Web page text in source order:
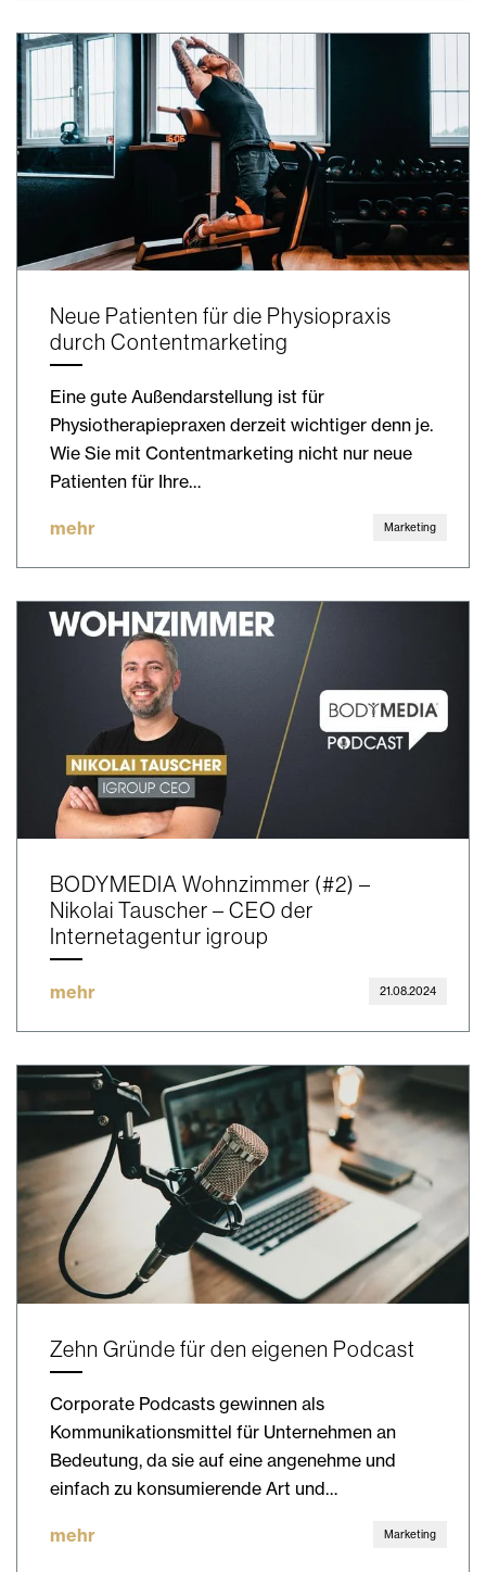
Neue Patienten für die Physiopraxis
durch Contentmarketing
Eine gute Außendarstellung ist für
Physiotherapiepraxen derzeit wichtiger denn je.
Wie Sie mit Contentmarketing nicht nur neue
Patienten für Ihre…
mehr Marketing
BODYMEDIA Wohnzimmer (#2) –
Nikolai Tauscher – CEO der
Internetagentur igroup
mehr 21.08.2024
Zehn Gründe für den eigenen Podcast
Corporate Podcasts gewinnen als
Kommunikationsmittel für Unternehmen an
Bedeutung, da sie auf eine angenehme und
einfach zu konsumierende Art und…
mehr Marketing